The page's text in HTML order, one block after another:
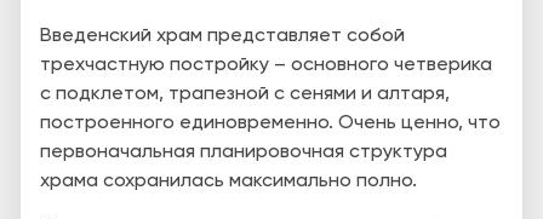
Введенский храм представляет собой
трехчастную постройку – основного четверика
с подклетом, трапезной с сенями и алтаря,
построенного единовременно. Очень ценно, что
первоначальная планировочная структура
храма сохранилась максимально полно.